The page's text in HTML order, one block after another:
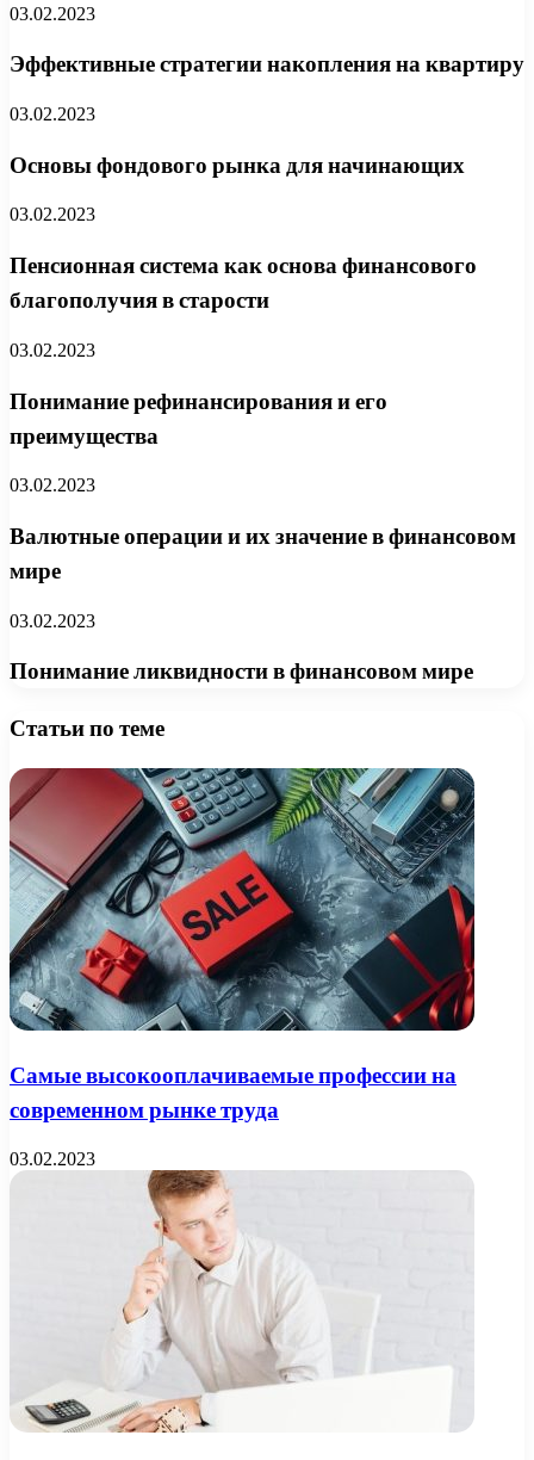
03.02.2023
Эффективные стратегии накопления на квартиру
03.02.2023
Основы фондового рынка для начинающих
03.02.2023
Пенсионная система как основа финансового
благополучия в старости
03.02.2023
Понимание рефинансирования и его
преимущества
03.02.2023
Валютные операции и их значение в финансовом
мире
03.02.2023
Понимание ликвидности в финансовом мире
Статьи по теме
Самые высокооплачиваемые профессии на
современном рынке труда
03.02.2023